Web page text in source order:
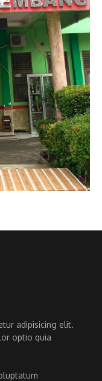
adipisicing elit.
optio quia